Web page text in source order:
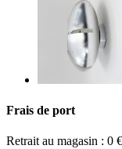
Frais de port
Retrait au magasin : 0 €